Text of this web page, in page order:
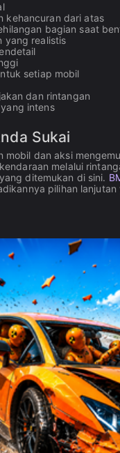
kehancuran dari atas
bagian saat
yang realistis
setiap mobil
dan rintangan
intens
Sukai
dan aksi
melalui
ditemukan di sini.
pilihan